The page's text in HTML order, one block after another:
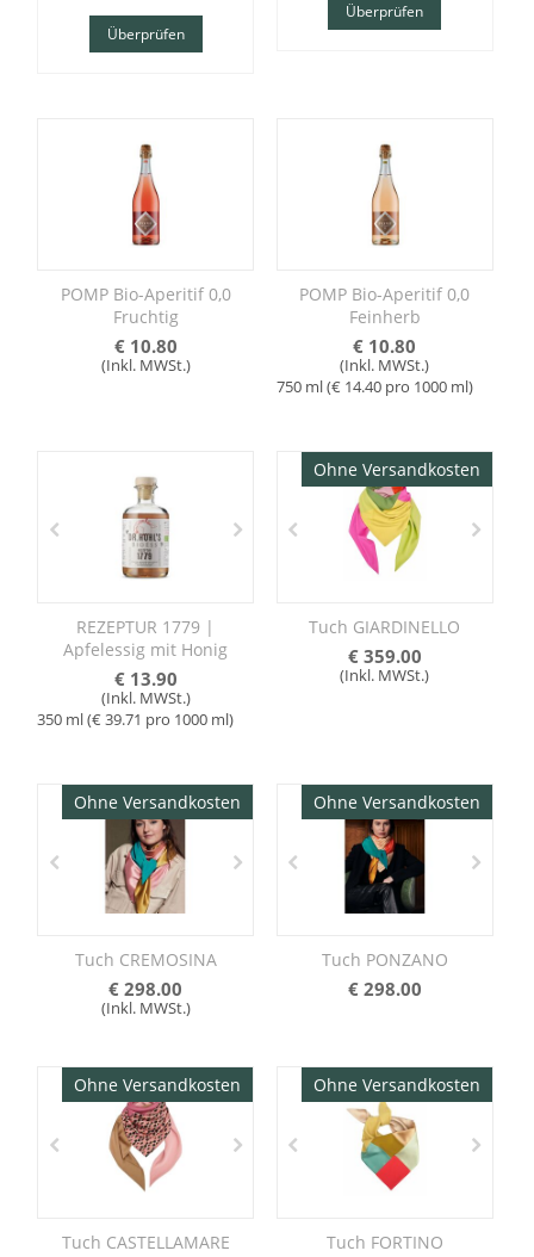
Überprüfen
Überprüfen
POMP Bio-Aperitif 0,0
Fruchtig
€ 10.80
(Inkl. MWSt.)
POMP Bio-Aperitif 0,0
Feinherb
€ 10.80
(Inkl. MWSt.)
750 ml (€ 14.40pro 1000 ml)
REZEPTUR 1779 |
Apfelessig mit Honig
€ 13.90
(Inkl. MWSt.)
350 ml (€39.71 pro 1000 ml)
Ohne Versandkosten
Tuch GIARDINELLO
€ 359.00
(Inkl. MWSt.)
Ohne Versandkosten
Tuch CREMOSINA
€ 298.00
(Inkl. MWSt.)
Ohne Versandkosten
Tuch PONZANO
€ 298.00
Ohne Versandkosten
Tuch CASTELLAMARE
Ohne Versandkosten
Tuch FORTINO